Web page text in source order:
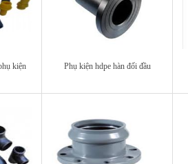
kiện
Phụ kiện hdpe hàn đối đầu